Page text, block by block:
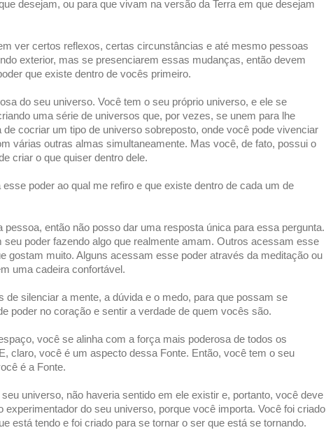
desejam, ou para que vivam na versão da Terra em que desejam
ver certos reflexos, certas circunstâncias e até mesmo pessoas
exterior, mas se presenciarem essas mudanças, então devem
que existe dentro de vocês primeiro.
do seu universo. Você tem o seu próprio universo, e ele se
uma série de universos que, por vezes, se unem para lhe
de cocriar um tipo de universo sobreposto, onde você pode vivenciar
várias outras almas simultaneamente. Mas você, de fato, possui o
criar o que quiser dentro dele.
poder ao qual me refiro e que existe dentro de cada um de
pessoa, então não posso dar uma resposta única para essa pergunta.
poder fazendo algo que realmente amam. Outros acessam esse
gostam muito. Alguns acessam esse poder através da meditação ou
uma cadeira confortável.
de silenciar a mente, a dúvida e o medo, para que possam se
poder no coração e sentir a verdade de quem vocês são.
você se alinha com a força mais poderosa de todos os
claro, você é um aspecto dessa Fonte. Então, você tem o seu
é a Fonte.
universo, não haveria sentido em ele existir e, portanto, você deve
experimentador do seu universo, porque você importa. Você foi criado
está tendo e foi criado para se tornar o ser que está se tornando.